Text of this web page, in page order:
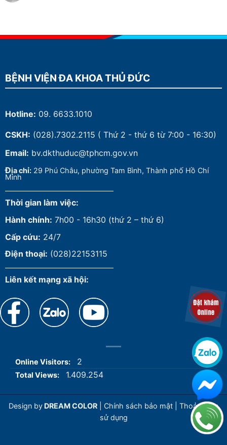
BỆNH VIỆN ĐA KHOA THỦ ĐỨC
Hotline: 09. 6633.1010
CSKH: (028).7302.2115 ( Thứ 2 - thứ 6 từ 7:00 - 16:30)
Email: bv.dkthuduc@tphcm.gov.vn
Địa chỉ: 29 Phú Châu, phường Tam Bình, Thành phố Hồ Chí
Minh
Thời gian làm việc:
Hành chính: 7h00 - 16h30 (thứ 2 – thứ 6)
Cấp cứu: 24/7
Điện thoại: (028)22153115
Liên kết mạng xã hội:
Online Visitors: 2
Total Views: 1.409.254
Design by DREAM COLOR Chính sách bảo mật
Thoả thuận
sử dụng